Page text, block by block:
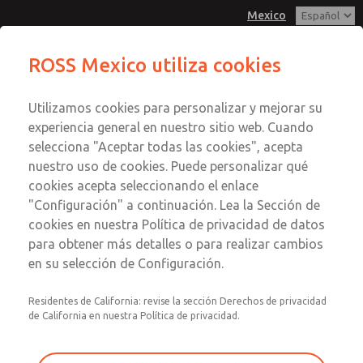
Mexico
Cuenta
Registrarse
Inscribirse
Serie MD3
MD353ECB6CDYS
Enviar esta página por correo
electrónico
Servicio al Cliente
1-800-GET-ROSS
Servicio Tecnico
1-888-TEK-ROSS
ROSS Mexico utiliza cookies
Utilizamos cookies para personalizar y mejorar su
experiencia general en nuestro sitio web. Cuando
selecciona "Aceptar todas las cookies", acepta
nuestro uso de cookies. Puede personalizar qué
cookies acepta seleccionando el enlace
"Configuración" a continuación. Lea la Sección de
cookies en nuestra Política de privacidad de datos
para obtener más detalles o para realizar cambios
en su selección de Configuración.
Residentes de California: revise la sección Derechos de privacidad
de California en nuestra Política de privacidad.